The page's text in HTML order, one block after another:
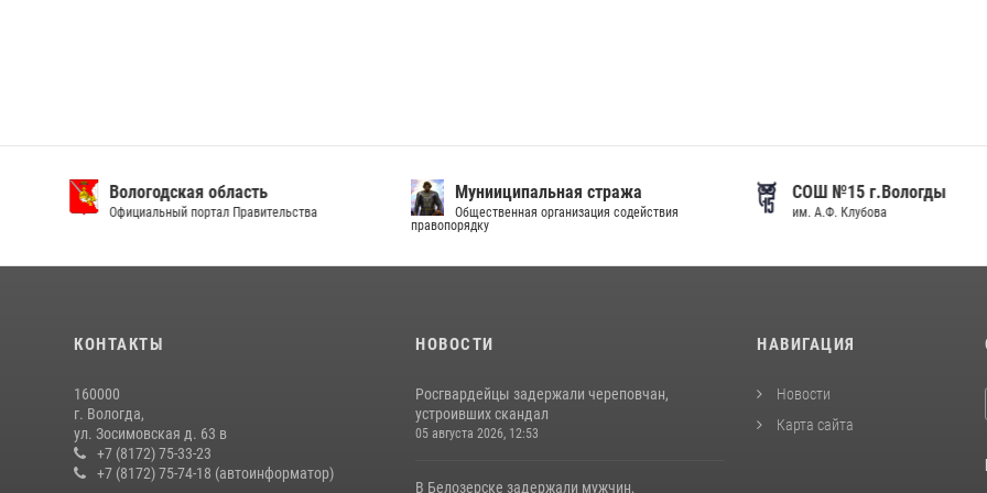
Вологодская область
Официальный портал Правительства
Мунииципальная стража
Общественная организация содействия
правопорядку
СОШ №15 г.Вологды
им. А.Ф. Клубова
КОНТАКТЫ
160000
г. Вологда,
ул. Зосимовская д. 63 в
+7 (8172) 75-33-23
+7 (8172) 75-74-18 (автоинформатор)
НОВОСТИ
Росгвардейцы задержали череповчан,
устроивших скандал
05 августа 2026, 12:53
В Белозерске задержали мужчин,
НАВИГАЦИЯ
Новости
Карта сайта